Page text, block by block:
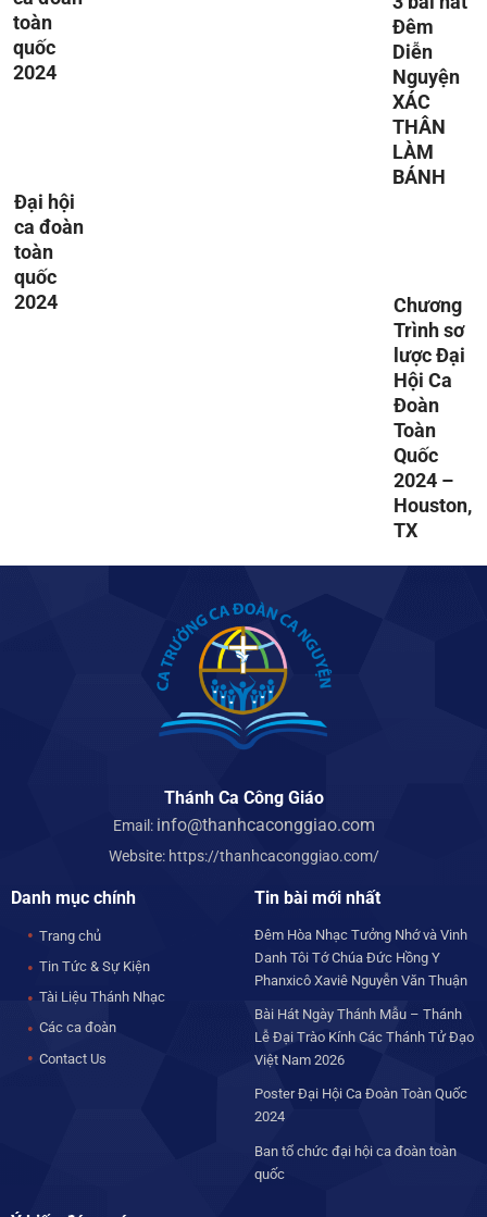
toàn
quốc
2024
Đại hội
ca đoàn
toàn
quốc
2024
Đêm
Diễn
Nguyện
XÁC
THÂN
LÀM
BÁNH
Chương
Trình sơ
lược Đại
Hội Ca
Đoàn
Toàn
Quốc
2024 –
Houston,
TX
Thánh Ca Công Giáo
Email: info@thanhcaconggiao.com
Website: https://thanhcaconggiao.com/
Danh mục chính
Trang chủ
Tin Tức & Sự Kiện
Tài Liệu Thánh Nhạc
Các ca đoàn
Contact Us
Tin bài mới nhất
Đêm Hòa Nhạc Tưởng Nhớ và Vinh
Danh Tôi Tớ Chúa Đức Hồng Y
Phanxicô Xaviê Nguyễn Văn Thuận
Bài Hát Ngày Thánh Mẫu – Thánh
Lễ Đại Trào Kính Các Thánh Tử Đạo
Việt Nam 2026
Poster Đại Hội Ca Đoàn Toàn Quốc
2024
Ban tổ chức đại hội ca đoàn toàn
quốc